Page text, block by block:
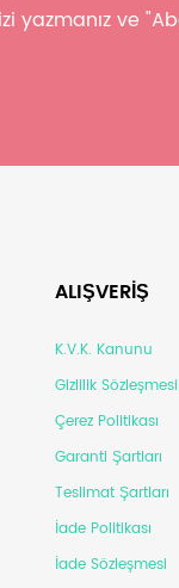
yazmanız ve
ALIŞVERİŞ
K.V.K. Kanunu
Gizlilik Sözleşmesi
Çerez Politikası
Garanti Şartları
Teslimat Şartları
İade Politikası
İade Sözleşmesi